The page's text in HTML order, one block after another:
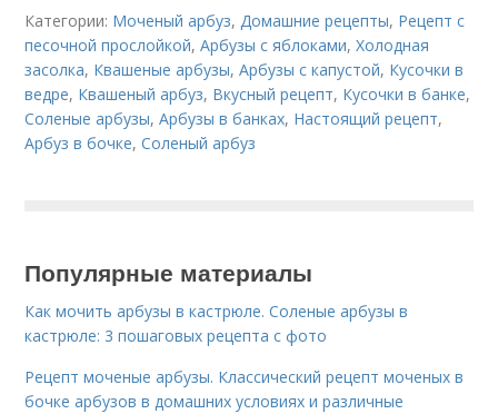
Категории: Моченый арбуз,Домашние рецепты, Рецепт с
песочной прослойкой,Арбузы с яблоками,Холодная
засолка, Квашеные арбузы,Арбузы с капустой, Кусочки в
ведре, Квашеный арбуз, Вкусный рецепт, Кусочки в банке,
Соленые арбузы,Арбузы в банках, Настоящий рецепт,
Арбуз в бочке,Соленый арбуз
Популярные материалы
Как мочить арбузы в кастрюле. Соленые арбузы в
кастрюле: 3 пошаговых рецепта с фото
Рецепт моченые арбузы. Классический рецепт моченых в
бочке арбузов в домашних условиях и различные